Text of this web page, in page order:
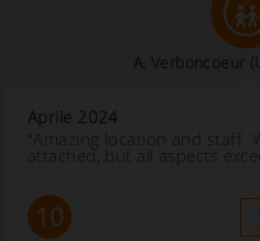
A. Verboncoeur
Aprile 2024
“Amazing location and staff.
attached, but all aspects
10